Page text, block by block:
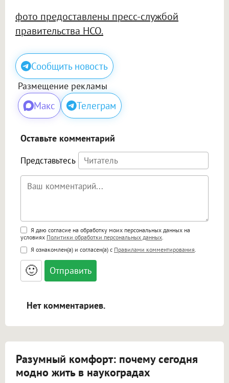
фото предоставлены пресс-службой
правительства НСО.
Сообщить новость
Размещение рекламы
Макс Телеграм
Оставьте комментарий
Представьтесь
Поддержка HTML
<b>, <strong>, <u>, <i>, <em>, <s>, <big>,
<small>, <sup>, <sub>, <pre>, <ul>, <ol>, <li>,
<blockquote>, <code> экранирует HTML,
адреса URL автоматически становятся
ссылками, и [img]адрес[/img] будет
Я даю согласие на обработку моих персональных данных на
условиях Политики обработки персональных данных.
Я ознакомлен(а) и согласен(а) с Правилами комментирования.
🙂
Нет комментариев.
Разумный комфорт: почему сегодня
модно жить в наукоградах